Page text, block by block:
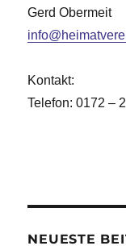
Gerd Obermeit
Kontakt:
Telefon: 0172 –
NEUESTE